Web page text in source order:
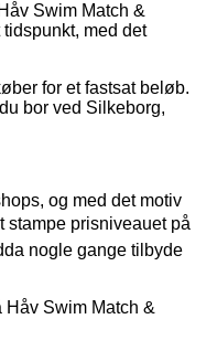
Swim Match &
med det
for et fastsat beløb.
bor ved Silkeborg,
og med det motiv
stampe prisniveauet på
nogle gange tilbyde
Håv Swim Match &